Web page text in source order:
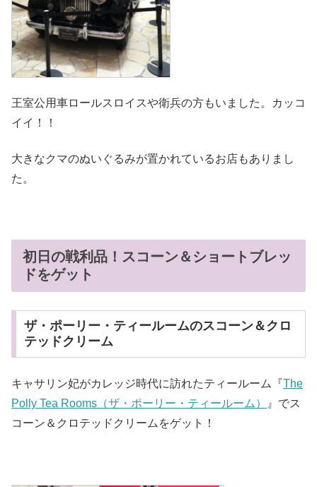
王室公用車ロールスロイスや衛兵の方もいました。カッコ
イイ！！
大きなクマのぬいぐるみが置かれているお店もありまし
た。
初日の戦利品！スコーン＆ショートブレッ
ドをゲット
ザ・ポーリー・ティールームのスコーン＆クロ
テッドクリーム
キャサリン妃がカレッジ時代に訪れたティールーム『The
Polly Tea Rooms（ザ・ポーリー・ティールーム）
』でス
コーン＆クロテッドクリームをゲット！